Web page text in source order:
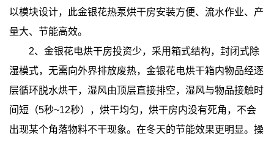
以模块设计，此金银花热泵烘干房安装方便、流水作业、产
量大、节能高效。
2、金银花电烘干房投资少，采用箱式结构，封闭式除
湿模式，无需向外界排放废热，金银花电烘干箱内物品经逐
层循环脱水烘干，湿风由顶层直接排空，湿风与物品接触时
间短（5秒~12秒），烘干均匀，烘干房内没有死角，不会
出现某个角落物料不干现象。在冬天的节能效果更明显。操